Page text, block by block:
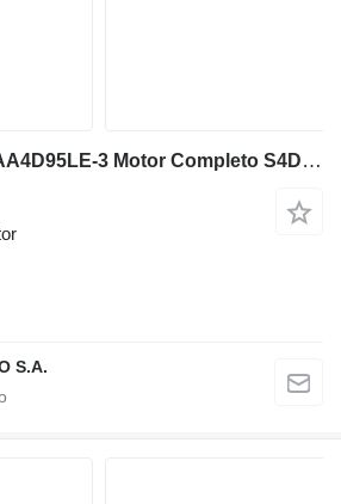
Komatsu WA90 / SAA4D95LE-3 Motor Completo S4D95LE-3 KM125832U para Komatsu WA90 cargadora de ruedas
S.A.